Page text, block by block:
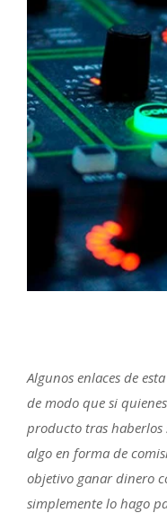
Algunos enlaces de
de modo que si
producto tras haberlos
algo en forma de
objetivo ganar dinero
simplemente lo hago